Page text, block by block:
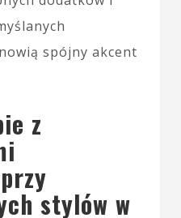
spójny akcent
z
stylów w